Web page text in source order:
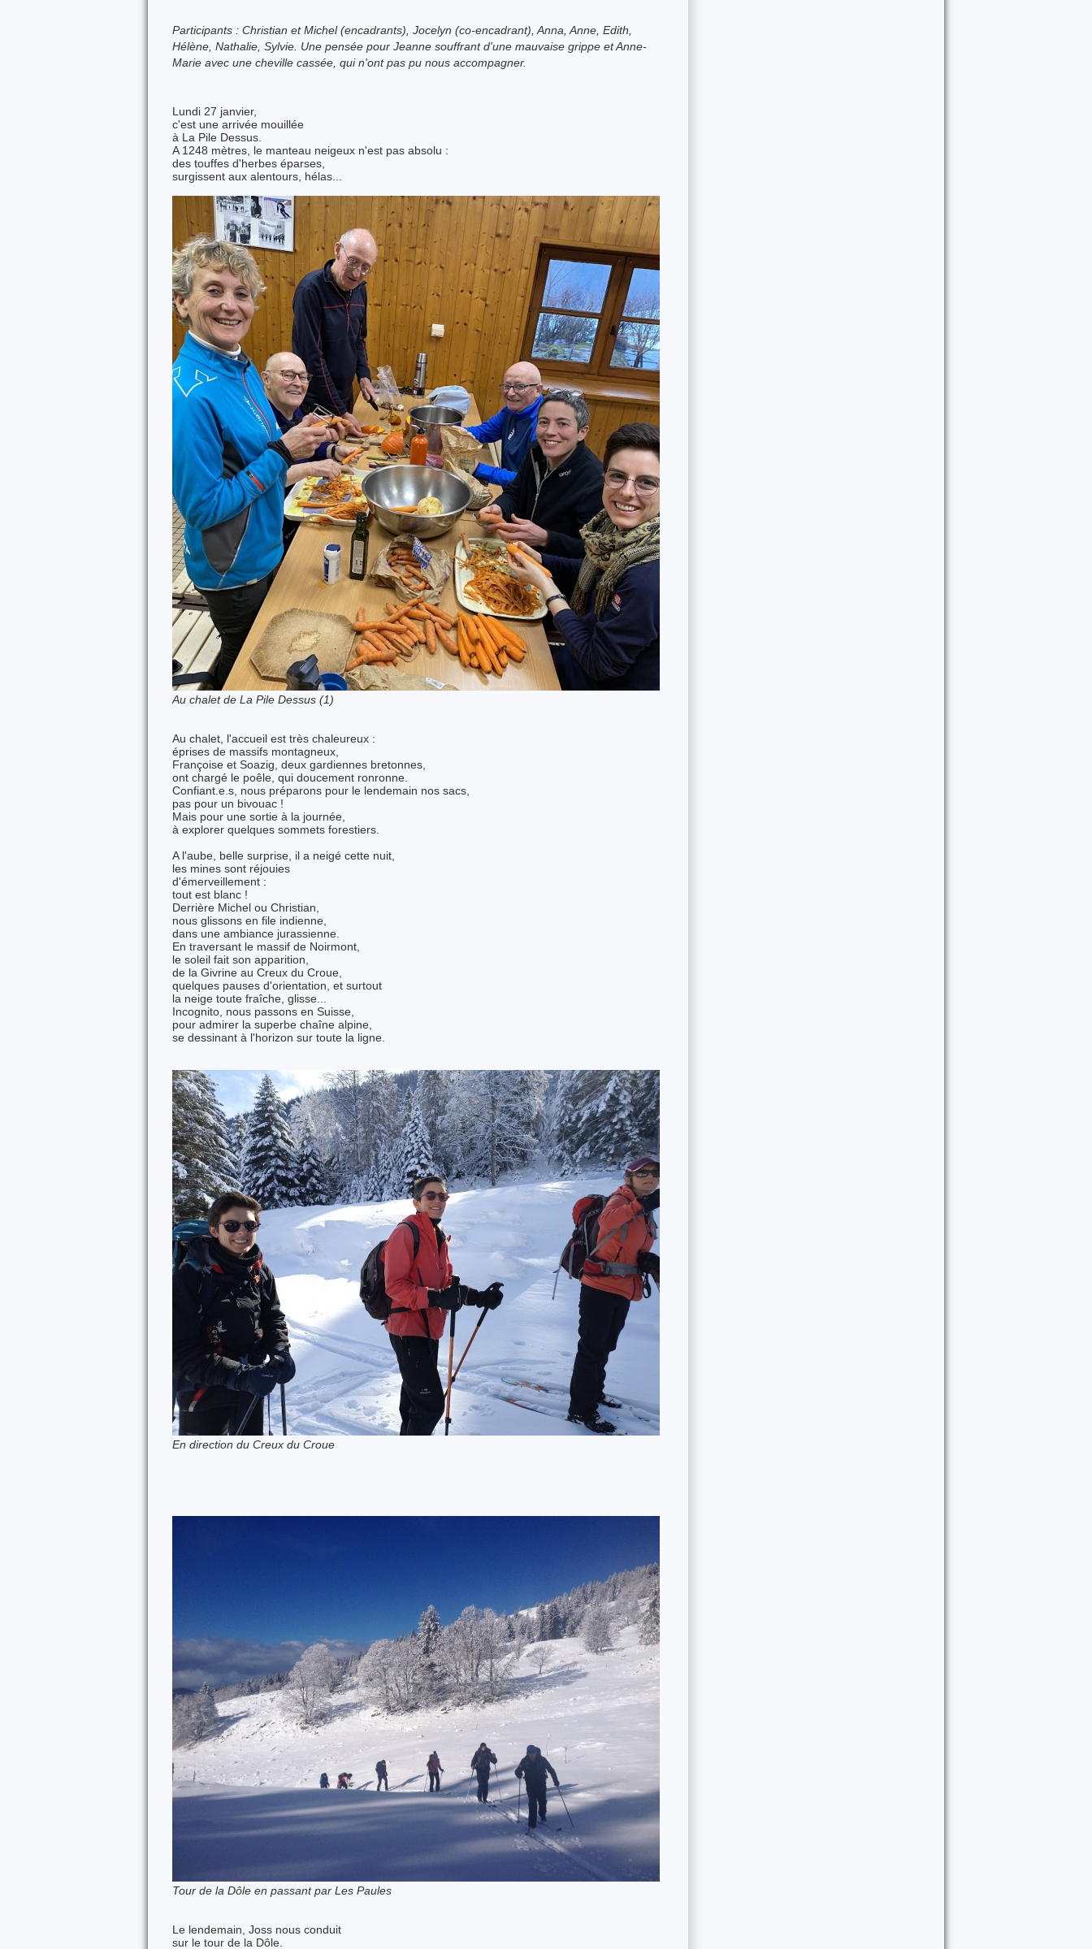
Participants : Christian et Michel (encadrants), Jocelyn (co-encadrant), Anna, Anne, Edith,
Hélène, Nathalie, Sylvie. Une pensée pour Jeanne souffrant d'une mauvaise grippe et Anne-
Marie avec une cheville cassée, qui n'ont pas pu nous accompagner.
Lundi 27 janvier,
c'est une arrivée mouillée
à La Pile Dessus.
A 1248 mètres, le manteau neigeux n'est pas absolu :
des touffes d'herbes éparses,
surgissent aux alentours, hélas...
Au chalet de La Pile Dessus (1)
Au chalet, l'accueil est très chaleureux :
éprises de massifs montagneux,
Françoise et Soazig, deux gardiennes bretonnes,
ont chargé le poêle, qui doucement ronronne.
Confiant.e.s, nous préparons pour le lendemain nos sacs,
pas pour un bivouac !
Mais pour une sortie à la journée,
à explorer quelques sommets forestiers.
A l'aube, belle surprise, il a neigé cette nuit,
les mines sont réjouies
d'émerveillement :
tout est blanc !
Derrière Michel ou Christian,
nous glissons en file indienne,
dans une ambiance jurassienne.
En traversant le massif de Noirmont,
le soleil fait son apparition,
de la Givrine au Creux du Croue,
quelques pauses d'orientation, et surtout
la neige toute fraîche, glisse...
Incognito, nous passons en Suisse,
pour admirer la superbe chaîne alpine,
se dessinant à l'horizon sur toute la ligne.
En direction du Creux du Croue
Tour de la Dôle en passant par Les Paules
Le lendemain, Joss nous conduit
sur le tour de la Dôle.